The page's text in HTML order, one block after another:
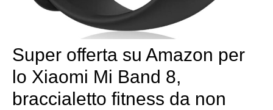
Super offerta su Amazon per
lo Xiaomi Mi Band 8,
braccialetto fitness da non